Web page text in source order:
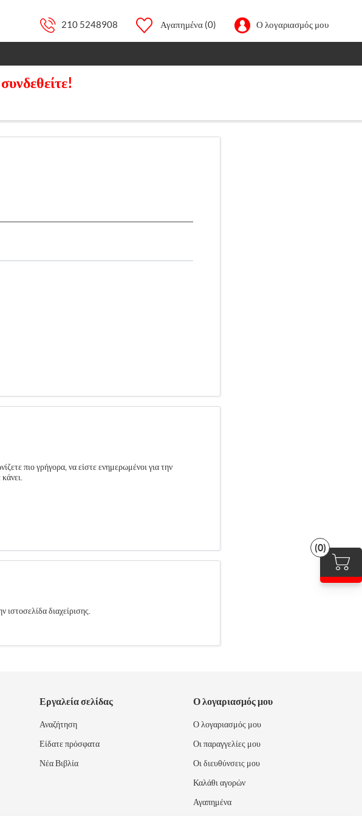
210 5248908 Αγαπημένα (0) Ο λογαριασμός μου
(0)
πιο γρήγορα, να είστε ενημερωμένοι για την
διαχείρισης.
Εργαλεία σελίδας
Αναζήτηση
Είδατε πρόσφατα
Νέα Βιβλία
Ο λογαριασμός μου
Ο λογαριασμός μου
Οι παραγγελίες μου
Οι διευθύνσεις μου
Καλάθι αγορών
Αγαπημένα